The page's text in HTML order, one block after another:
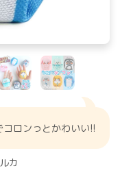
ロンっとかわいい!!
カ